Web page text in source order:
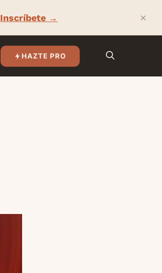
Inscríbete → ×
HAZTE PRO